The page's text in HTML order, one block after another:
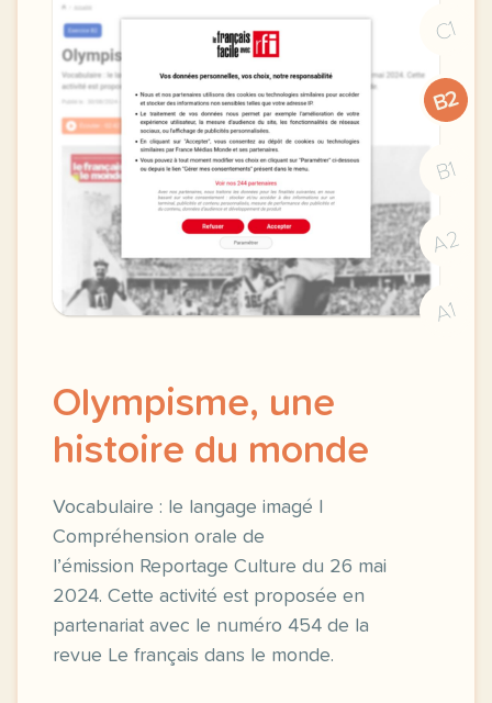
C1
B2
B1
A2
A1
Olympisme, une
histoire du monde
Vocabulaire : le langage imagé |
Compréhension orale de
l’émission Reportage Culture du 26 mai
2024. Cette activité est proposée en
partenariat avec le numéro 454 de la
revue Le français dans le monde.